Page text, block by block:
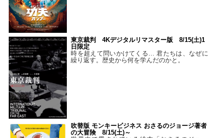
東京裁判 4Kデジタルリマスター版 8/15(土)1
日限定
時を超えて問いかけてくる… 君たちは、なぜに
繰り返す。歴史から何を学んだのかと。
吹替版 モンキービジネス おさるのジョージ著者
の大冒険 8/15(土)～